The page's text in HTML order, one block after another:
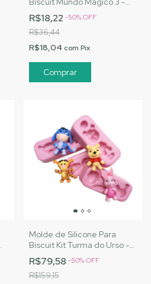
MJ Artesanatos |Cód. 1474
R$18,22 -50%OFF
R$36,44
R$18,04 com Pix
Molde de Silicone Para
Biscuit Kit Turma do Urso -
MJ Artesanatos |Cód. 1482
R$79,58 -50%OFF
R$159,15